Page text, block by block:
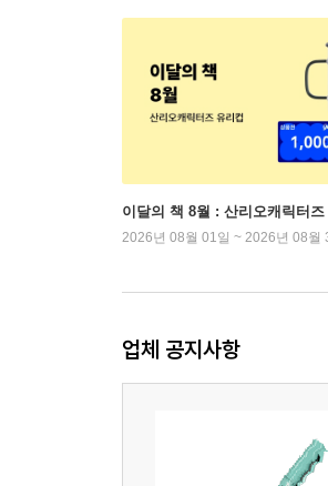
이달의 책 8월 : 산리오캐릭터즈
2026년 08월 01일 ~ 2026년 08월
업체 공지사항